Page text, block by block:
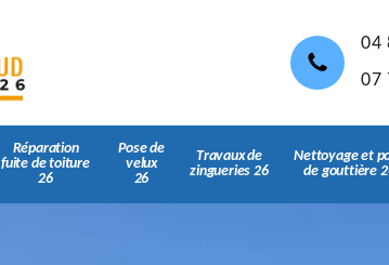
04
07
Réparation
fuite de toiture
26
Pose de
velux
26
Travaux de
zingueries 26
Nettoyage et
de gouttière